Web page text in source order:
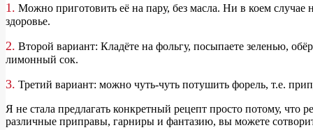
1. Можно приготовить её на пару, без масла. Ни в коем
здоровье.
2. Второй вариант: Кладёте на фольгу, посыпаете зеленью,
лимонный сок.
3. Третий вариант: можно чуть-чуть потушить форель, т.е.
Я не стала предлагать конкретный рецепт просто потому,
различные приправы, гарниры и фантазию, вы можете